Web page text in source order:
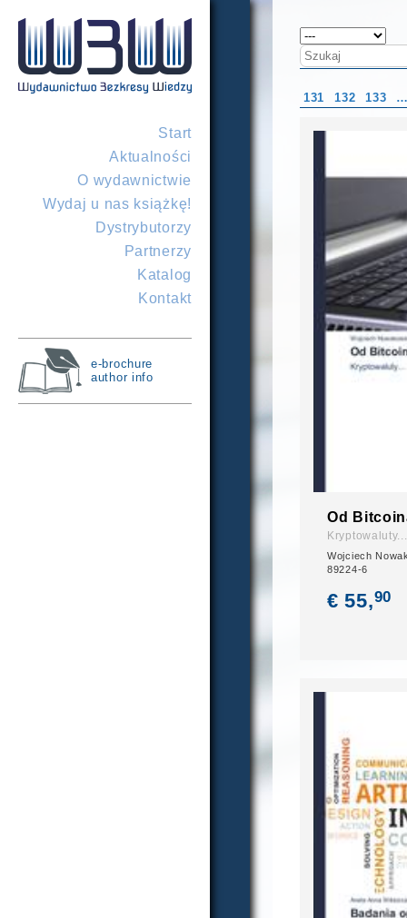
Start
Aktualności
O wydawnictwie
Wydaj u nas książkę!
Dystrybutorzy
Partnerzy
Katalog
Kontakt
e-brochure
author info
131 132 133
Od
Kryptowaluty...
Wojciech
89224-6
€ 55,90